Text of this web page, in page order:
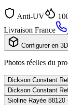
Anti-UV
Livraison France
Configurer en 3D
Photos réelles du
Dickson Constant
Dickson Constant
Sioline Rayée 88120